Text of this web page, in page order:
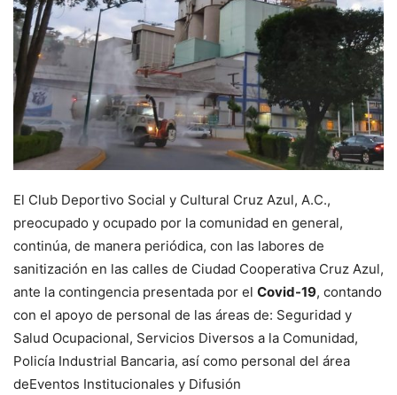
El Club Deportivo Social y Cultural Cruz Azul, A.C.,
preocupado y ocupado por la comunidad en general,
continúa, de manera periódica, con las labores de
sanitización en las calles de Ciudad Cooperativa Cruz Azul,
ante la contingencia presentada por el Covid-19, contando
con el apoyo de personal de las áreas de: Seguridad y
Salud Ocupacional, Servicios Diversos a la Comunidad,
Policía Industrial Bancaria, así como personal del área
deEventos Institucionales y Difusión